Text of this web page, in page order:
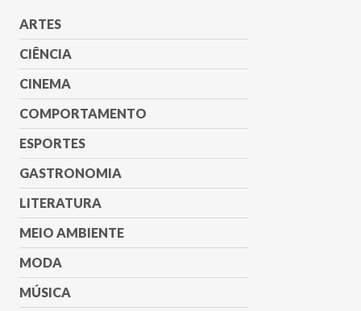
ARTES
CIÊNCIA
CINEMA
COMPORTAMENTO
ESPORTES
GASTRONOMIA
LITERATURA
MEIO AMBIENTE
MODA
MÚSICA